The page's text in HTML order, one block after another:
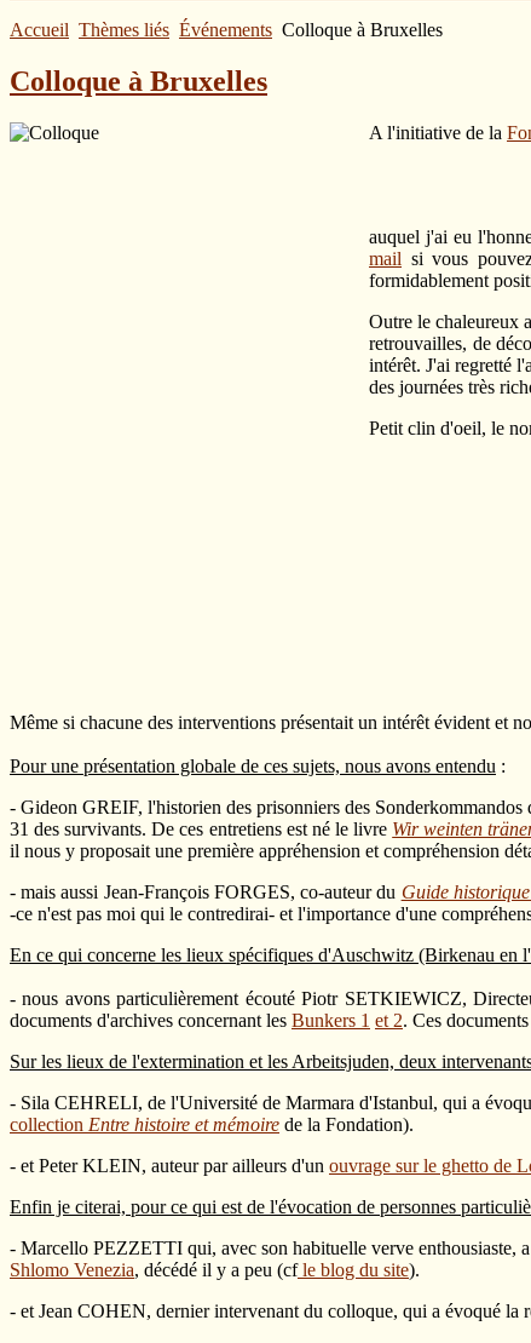
Accueil Thèmes liés Événements Colloque à Bruxelles
Colloque à Bruxelles
A l'initiative de la
auquel j'ai eu
mail si vous
formidablement
Outre le chaleureux
retrouvailles, de
intérêt. J'ai regretté
des journées très
Petit clin d'oeil, le
Même si chacune des interventions présentait un intérêt évident et
Pour une présentation globale de ces sujets, nous avons entendu :
- Gideon GREIF, l'historien des prisonniers des
31 des survivants. De ces entretiens est né le livre Wir weinten
il nous y proposait une première appréhension et compréhension
- mais aussi Jean-François FORGES, co-auteur du Guide
-ce n'est pas moi qui le contredirai- et l'importance d'une
En ce qui concerne les lieux spécifiques d'Auschwitz (Birkenau en
- nous avons particulièrement écouté Piotr SETKIEWICZ,
documents d'archives concernant les Bunkers 1 et 2. Ces
Sur les lieux de l'extermination et les Arbeitsjuden, deux
- Sila CEHRELI, de l'Université de Marmara d'Istanbul, qui a
collection Entre histoire et mémoire de la Fondation).
- et Peter KLEIN, auteur par ailleurs d'un ouvrage sur le ghetto de
Enfin je citerai, pour ce qui est de l'évocation de personnes
- Marcello PEZZETTI qui, avec son habituelle verve enthousiaste,
Shlomo Venezia, décédé il y a peu (cfle blog du site).
- et Jean COHEN, dernier intervenant du colloque, qui a évoqué la